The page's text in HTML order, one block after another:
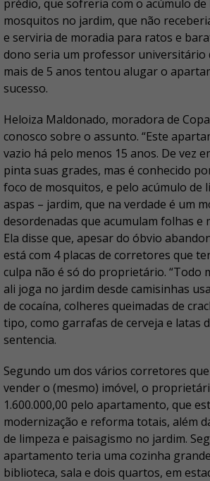
prédio, que sofreria com o acúmulo
mosquitos no jardim, que não
e serviria de moradia para ratos e
dono seria um professor universitário
mais de 5 anos tentou alugar o
sucesso.
Heloiza Maldonado, moradora de
conosco sobre o assunto. “Este
vazio há pelo menos 15 anos. De vez
pinta suas grades, mas é conhecido
foco de mosquitos, e pelo acúmulo de
aspas – jardim, que na verdade é um
desordenadas que acumulam folhas e
Ela disse que, apesar do óbvio
está com 4 placas de corretores que
culpa não é só do proprietário. “Todo
ali joga no jardim desde camisinhas
de cocaína, colheres queimadas de
tipo, como garrafas de cerveja e latas
sentencia.
Segundo um dos vários corretores
vender o (mesmo) imóvel, o
1.600.000,00 pelo apartamento, que
modernização e reforma totais, além
de limpeza e paisagismo no jardim.
apartamento teria uma cozinha
biblioteca, sala e dois quartos, em